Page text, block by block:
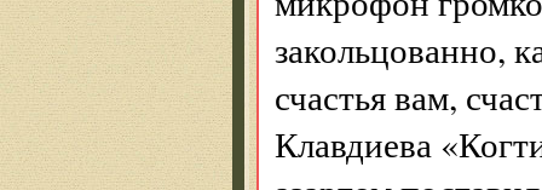
закольцованно,
счастья вам,
Клавдиева